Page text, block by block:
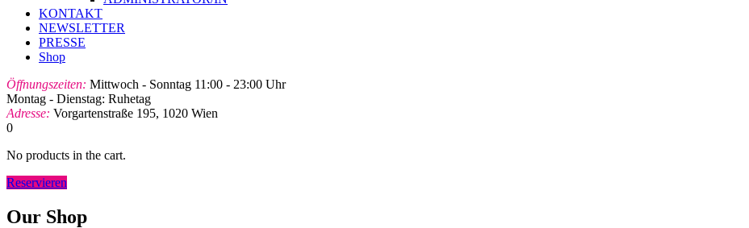
KONTAKT
NEWSLETTER
PRESSE
Shop
Öffnungszeiten: Mittwoch - Sonntag 11:00 - 23:00 Uhr
Montag - Dienstag: Ruhetag
Adresse: Vorgartenstraße 195, 1020 Wien
0
No products in the cart.
Reservieren
Our Shop